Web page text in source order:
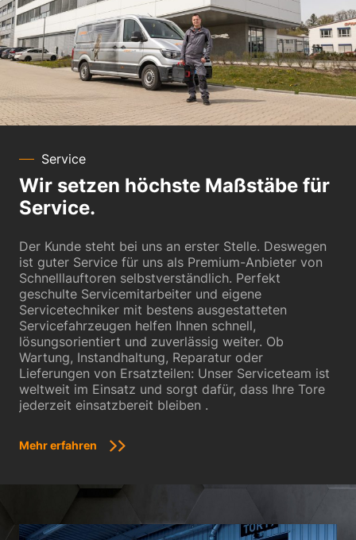
Service
Wir setzen höchste Maßstäbe für
Service.
Der Kunde steht bei uns an erster Stelle. Deswegen
ist guter Service für uns als Premium-Anbieter von
Schnelllauftoren selbstverständlich. Perfekt
geschulte Servicemitarbeiter und eigene
Servicetechniker mit bestens ausgestatteten
Servicefahrzeugen helfen Ihnen schnell,
lösungsorientiert und zuverlässig weiter. Ob
Wartung, Instandhaltung, Reparatur oder
Lieferungen von Ersatzteilen: Unser Serviceteam ist
weltweit im Einsatz und sorgt dafür, dass Ihre Tore
jederzeit einsatzbereit bleiben .
Mehr erfahren